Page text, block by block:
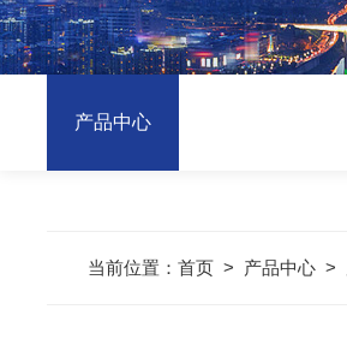
产品中心
当前位置： 首页 > 产品中心 >